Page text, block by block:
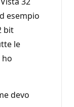
esempio
bit
le
ho
devo